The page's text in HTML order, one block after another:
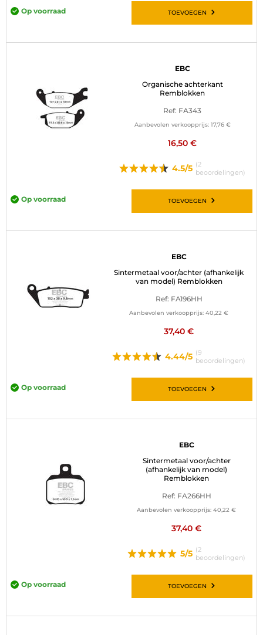
Op voorraad TOEVOEGEN
EBC
Organische achterkant
Remblokken
Ref: FA343
Aanbevolen verkoopprijs: 17,76 €
16,50 €
4.5/5 (2
beoordelingen)
Op voorraad TOEVOEGEN
EBC
Sintermetaal voor/achter (afhankelijk
van model) Remblokken
Ref: FA196HH
Aanbevolen verkoopprijs: 40,22 €
37,40 €
4.44/5 (9
beoordelingen)
Op voorraad TOEVOEGEN
EBC
Sintermetaal voor/achter
(afhankelijk van model)
Remblokken
Ref: FA266HH
Aanbevolen verkoopprijs: 40,22 €
37,40 €
5/5 (2
beoordelingen)
Op voorraad TOEVOEGEN